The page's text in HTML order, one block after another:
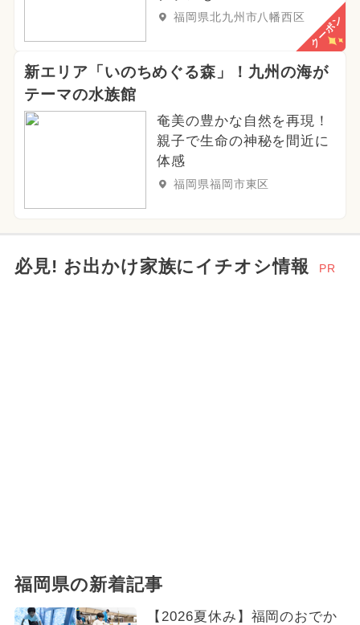
2024年1月のイベント グルメフェス
2026年9月のイベント
福岡県北九州市八幡西区 クーポン
新エリア「いのちめぐる森」！九州の海が
テーマの水族館
奄美の豊かな自然を再現！
親子で生命の神秘を間近に
体感
福岡県福岡市東区
必見! お出かけ家族にイチオシ情報 PR
福岡県の新着記事
【2026夏休み】福岡のおでか